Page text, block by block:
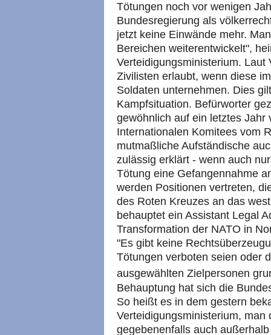
Tötungen noch vor wenigen
Bundesregierung als
jetzt keine Einwände mehr.
Bereichen weiterentwickelt",
Verteidigungsministerium.
Zivilisten erlaubt, wenn diese
Soldaten unternehmen. Dies
Kampfsituation. Befürworter
gewöhnlich auf ein letztes
Internationalen Komitees vom
mutmaßliche Aufständische
zulässig erklärt - wenn auch
Tötung eine Gefangennahme
werden Positionen vertreten,
des Roten Kreuzes an das
behauptet ein Assistant Legal
Transformation der NATO in
"Es gibt keine
Tötungen verboten seien oder
ausgewählten Zielpersonen
Behauptung hat sich die
So heißt es in dem gestern
Verteidigungsministerium, man
gegebenenfalls auch